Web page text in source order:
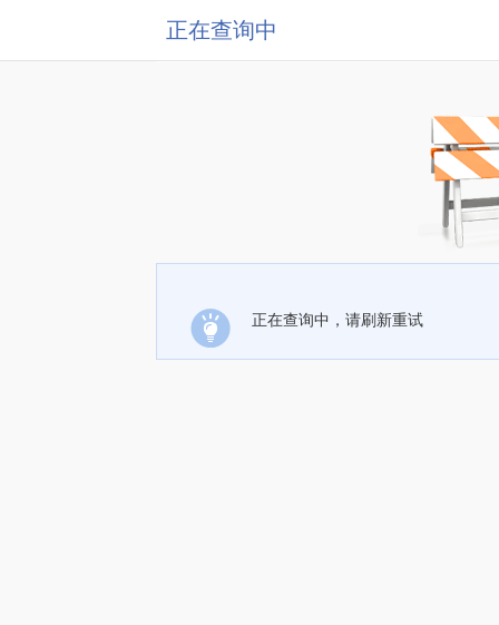
正在查询中
正在查询中，请刷新重试